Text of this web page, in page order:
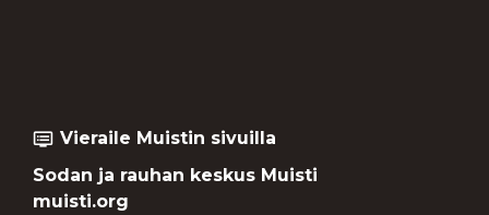
dvr Vieraile Muistin sivuilla
Sodan ja rauhan keskus Muisti
muisti.org